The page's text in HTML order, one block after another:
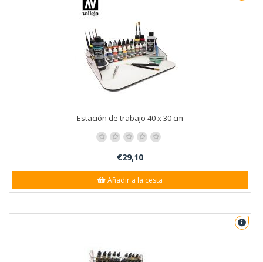
Estación de trabajo 40 x 30 cm
€29,10
Añadir a la cesta